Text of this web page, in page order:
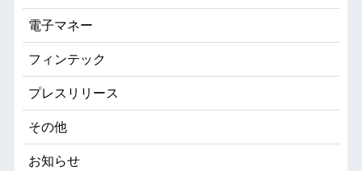
電子マネー
フィンテック
プレスリリース
その他
お知らせ